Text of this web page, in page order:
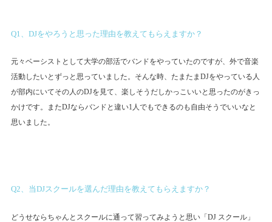
Q1、DJをやろうと思った理由を教えてもらえますか？
元々ベーシストとして大学の部活でバンドをやっていたのですが、外で音楽
活動したいとずっと思っていました。そんな時、たまたまDJをやっている人
が部内にいてその人のDJを見て、楽しそうだしかっこいいと思ったのがきっ
かけです。またDJならバンドと違い1人でもできるのも自由そうでいいなと
思いました。
Q2、当DJスクールを選んだ理由を教えてもらえますか？
どうせならちゃんとスクールに通って習ってみようと思い「DJ スクール」